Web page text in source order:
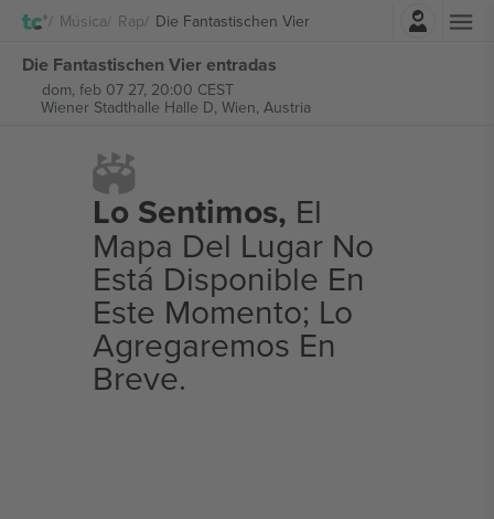
Música Rap Die Fantastischen Vier
Iniciar sesión
Die Fantastischen Vier entradas
dom, feb 07 27, 20:00 CEST
Wiener Stadthalle Halle D, Wien, Austria
Lo Sentimos, El
Mapa Del Lugar No
Está Disponible En
Este Momento; Lo
Agregaremos En
Breve.